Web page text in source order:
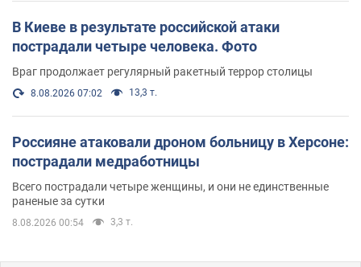
В Киеве в результате российской атаки
пострадали четыре человека. Фото
Враг продолжает регулярный ракетный террор столицы
8.08.2026 07:02 13,3 т.
Россияне атаковали дроном больницу в Херсоне:
пострадали медработницы
Всего пострадали четыре женщины, и они не единственные
раненые за сутки
8.08.2026 00:54 3,3 т.